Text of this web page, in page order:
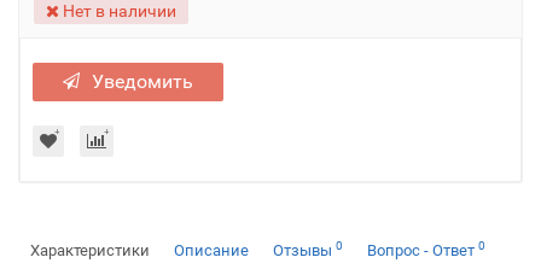
Нет в наличии
Уведомить
Характеристики Описание Отзывы 0 Вопрос - Ответ 0